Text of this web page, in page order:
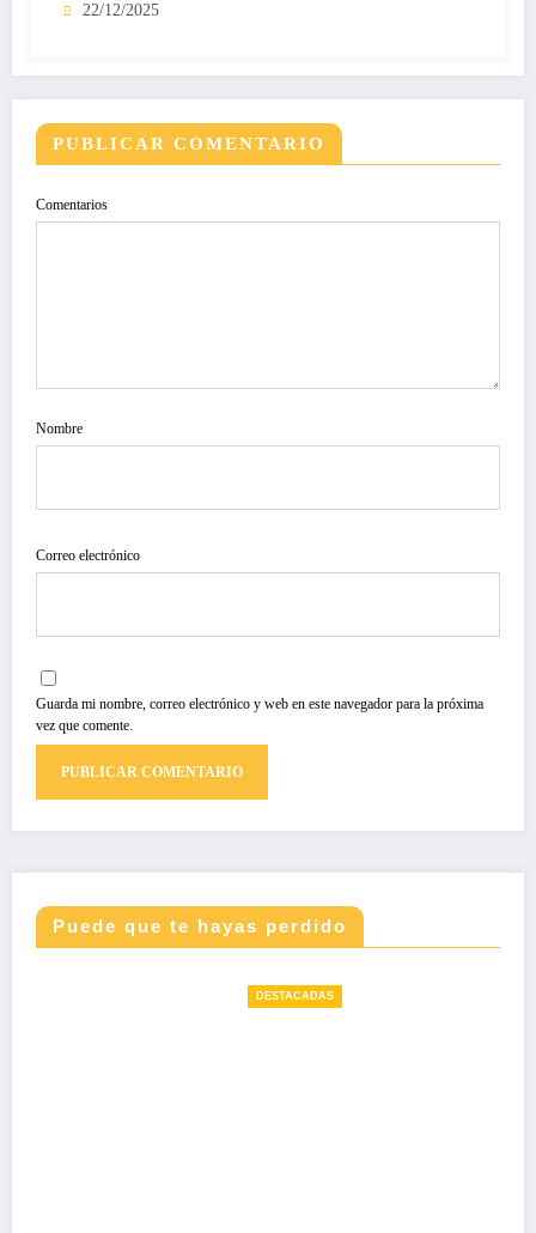
22/12/2025
PUBLICAR COMENTARIO
Comentarios
Nombre
Correo electrónico
Guarda mi nombre, correo electrónico y web en este navegador para la próxima
vez que comente.
Puede que te hayas perdido